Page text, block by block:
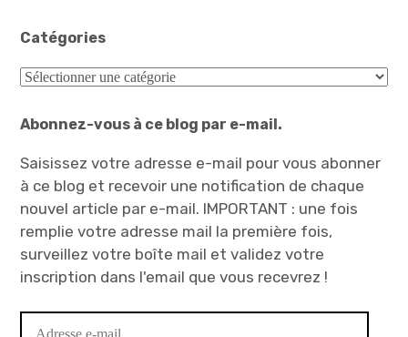
Catégories
Catégories
Abonnez-vous à ce blog par e-mail.
Saisissez votre adresse e-mail pour vous abonner
à ce blog et recevoir une notification de chaque
nouvel article par e-mail. IMPORTANT : une fois
remplie votre adresse mail la première fois,
surveillez votre boîte mail et validez votre
inscription dans l'email que vous recevrez !